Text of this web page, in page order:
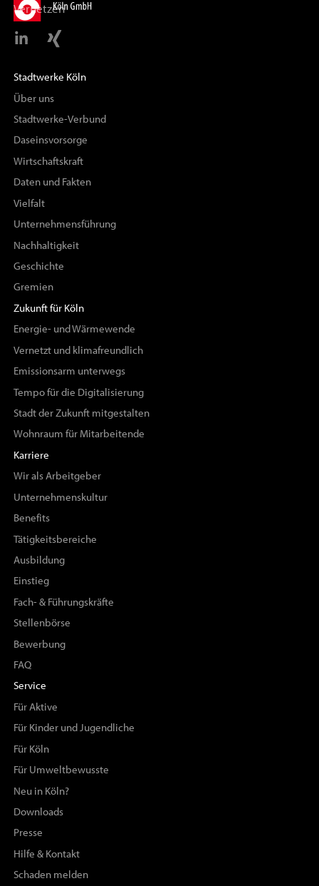
Vernetzen
Stadtwerke Köln
Über uns
Stadtwerke-Verbund
Daseinsvorsorge
Wirtschaftskraft
Daten und Fakten
Vielfalt
Unternehmensführung
Nachhaltigkeit
Geschichte
Gremien
Zukunft für Köln
Energie- und Wärmewende
Vernetzt und klimafreundlich
Emissionsarm unterwegs
Tempo für die Digitalisierung
Stadt der Zukunft mitgestalten
Wohnraum für Mitarbeitende
Karriere
Wir als Arbeitgeber
Unternehmenskultur
Benefits
Tätigkeitsbereiche
Ausbildung
Einstieg
Fach- & Führungskräfte
Stellenbörse
Bewerbung
FAQ
Service
Für Aktive
Für Kinder und Jugendliche
Für Köln
Für Umweltbewusste
Neu in Köln?
Downloads
Presse
Hilfe & Kontakt
Schaden melden